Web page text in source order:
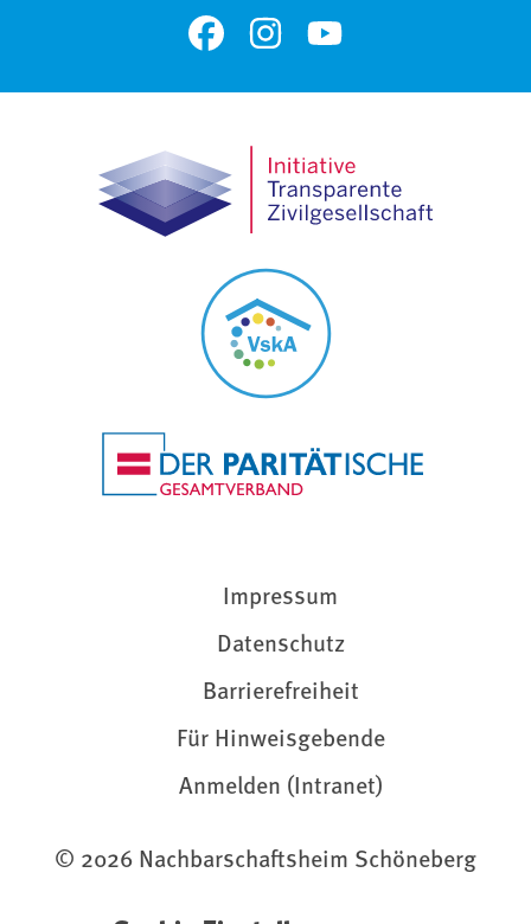
Impressum
Datenschutz
Barrierefreiheit
Für Hinweisgebende
Anmelden (Intranet)
© 2026 Nachbarschaftsheim Schöneberg